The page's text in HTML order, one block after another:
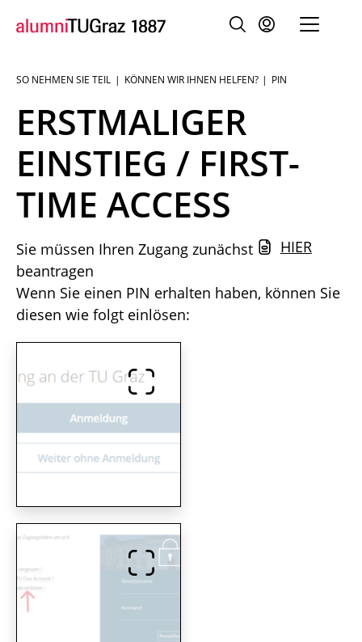
Sie
sind:
SO NEHMEN SIE TEIL KÖNNEN WIR IHNEN HELFEN? PIN
ERSTMALIGER
EINSTIEG / FIRST-
TIME ACCESS
Sie müssen Ihren Zugang zunächst
HIER
beantragen
Wenn Sie einen PIN erhalten haben, können Sie
diesen wie folgt einlösen: